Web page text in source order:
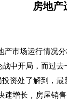
房地产
市场运行情况分
中开局，而过去
处了解到，最
速增长，房屋销